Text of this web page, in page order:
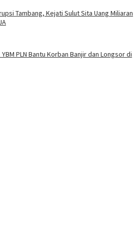
Tambang, Kejati Sulut Sita Uang Miliaran
YBM PLN Bantu Korban Banjir dan Longsor di